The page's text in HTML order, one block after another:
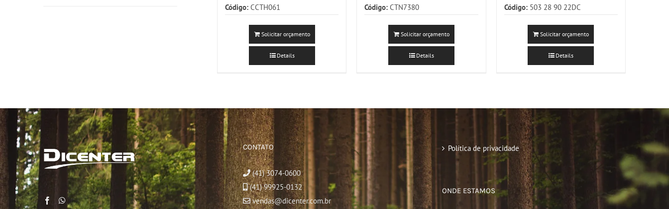
Código: CCTH061
Solicitar orçamento
Details
Código: CTN7380
Solicitar orçamento
Details
Código:503 28 90 22DC
Solicitar orçamento
Details
CONTATO
(41) 3074-0600
(41) 99925-0132
vendas@dicenter.com.br
Política de privacidade
ONDE ESTAMOS